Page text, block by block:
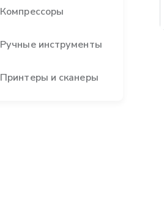
Компрессоры
Ручные инструменты
Принтеры и сканеры